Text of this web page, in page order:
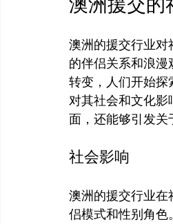
澳洲的援交行业对
的伴侣关系和浪
转变，人们开始探
对其社会和文化影
社会影响
澳洲的援交行业在
侣模式和性别角色